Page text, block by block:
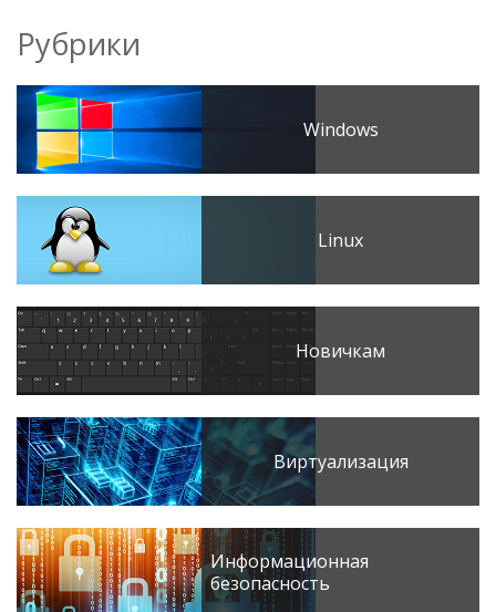
Рубрики
Windows
Linux
Новичкам
Виртуализация
Информационная
безопасность